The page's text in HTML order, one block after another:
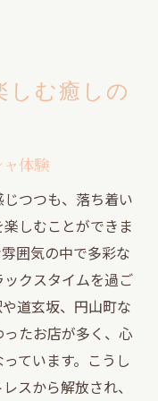
で特別な夜を
ったりのシーシ
ーバーの楽しみ
す贅沢な空間
シャ活用術
しむ癒しの
体験
つつも、落ち着い
しむことができま
囲気の中で多彩な
クスタイムを過ご
道玄坂、円山町な
たお店が多く、心
ています。こうし
スから解放され、